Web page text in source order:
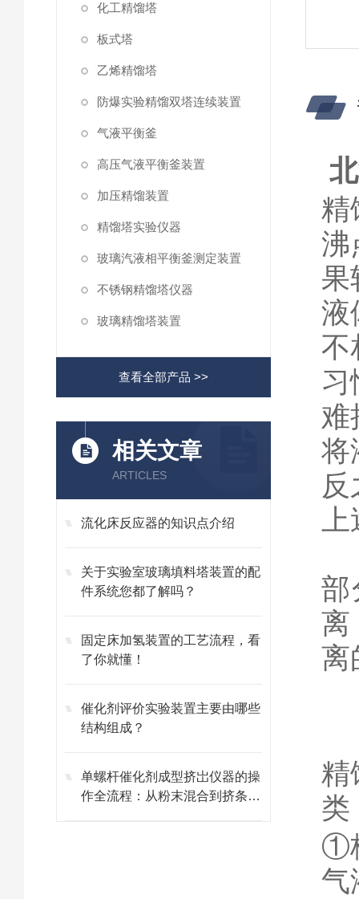
化工精馏塔
板式塔
乙烯精馏塔
防爆实验精馏双塔连续装置
气液平衡釜
高压气液平衡釜装置
加压精馏装置
精馏塔实验仪器
玻璃汽液相平衡釜测定装置
不锈钢精馏塔仪器
玻璃精馏塔装置
查看全部产品 >>
相关文章
ARTICLES
流化床反应器的知识点介绍
关于实验室玻璃填料塔装置的配
件系统您都了解吗？
固定床加氢装置的工艺流程，看
了你就懂！
催化剂评价实验装置主要由哪些
结构组成？
单螺杆催化剂成型挤岀仪器的操
作全流程：从粉末混合到挤条成
精
沸
果
液
不
习
难
将
部
离
离
精
类
①
气